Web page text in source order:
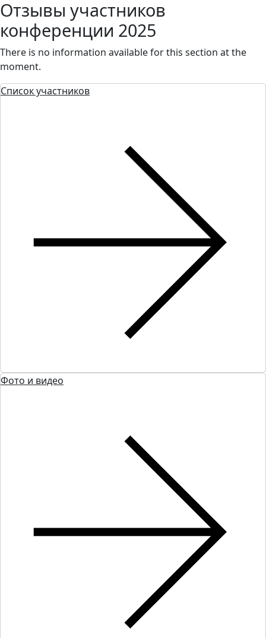
Отзывы участников
конференции 2025
There is no information available for this section at the
moment.
Список участников
Фото и видео